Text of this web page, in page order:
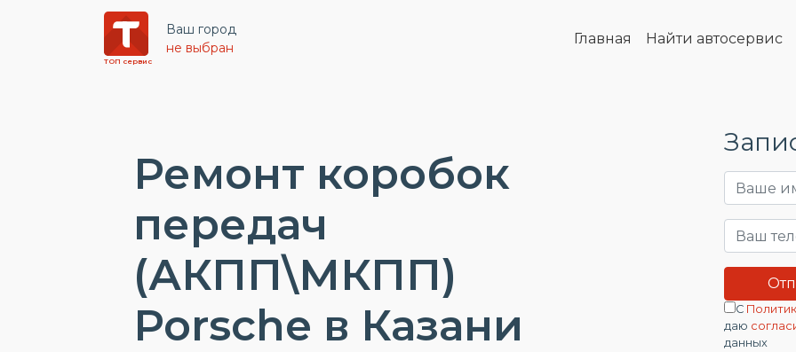
ТОП сервис
Ваш город
не выбран
Главная Найти автосервис
Ремонт коробок
передач
(АКПП\МКПП)
Porsche в Казани
С
даю
данных